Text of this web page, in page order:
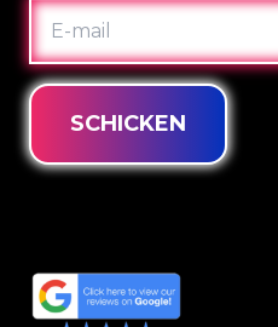
E-
MAIL
SCHICKEN